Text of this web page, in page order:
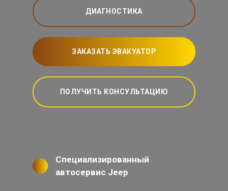
ДИАГНОСТИКА
ЗАКАЗАТЬ ЭВАКУАТОР
ПОЛУЧИТЬ КОНСУЛЬТАЦИЮ
Специализированный
автосервис Jeep